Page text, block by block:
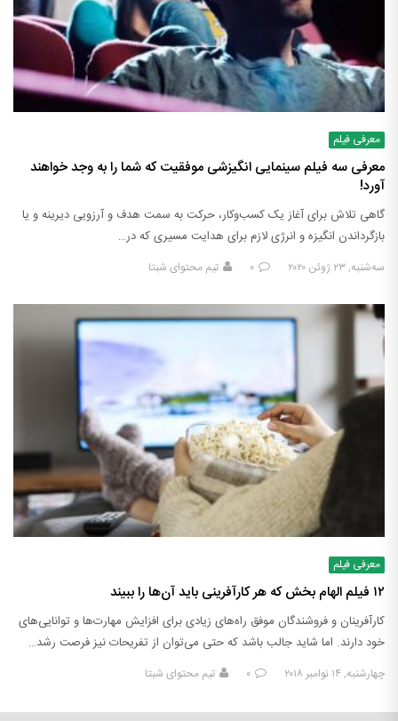
معرفی فیلم
معرفی سه فیلم سینمایی انگیزشی موفقیت که شما را به وجد خواهند
آورد!
گاهی تلاش برای آغاز یک کسب‌وکار، حرکت به سمت هدف و آرزویی دیرینه و یا
بازگرداندن انگیزه و انرژی لازم برای هدایت مسیری که در…
سه‌شنبه, ۲۳ ژوئن ۲۰۲۰ ۰ تیم محتوای شبتا
معرفی فیلم
۱۲ فیلم الهام بخش که هر کارآفرینی باید آن‌ها را ببیند
کارآفرینان و فروشندگان موفق راه‌های زیادی برای افزایش مهارت‌ها و توانایی‌های
خود دارند. اما شاید جالب باشد که حتی می‌توان از تفریحات نیز فرصت رشد…
چهارشنبه, ۱۴ نوامبر ۲۰۱۸ ۰ تیم محتوای شبتا